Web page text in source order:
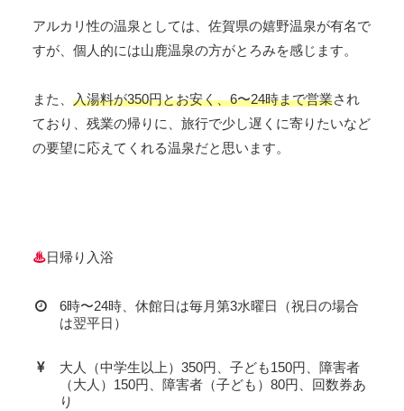
アルカリ性の温泉としては、佐賀県の嬉野温泉が有名で
すが、個人的には山鹿温泉の方がとろみを感じます。
また、 入湯料が350円とお安く、6〜24時まで営業され
ており、残業の帰りに、旅行で少し遅くに寄りたいなど
の要望に応えてくれる温泉だと思います。
♨日帰り入浴
6時〜24時、休館日は毎月第3水曜日（祝日の場合
は翌平日）
大人（中学生以上）350円、子ども150円、障害者
（大人）150円、障害者（子ども）80円、回数券あ
り